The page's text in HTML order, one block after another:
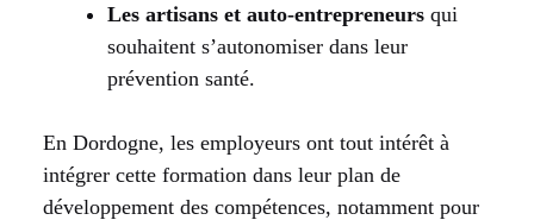
Les artisans et auto-entrepreneurs qui
souhaitent s’autonomiser dans leur
prévention santé.
En Dordogne, les employeurs ont tout intérêt à
intégrer cette formation dans leur plan de
développement des compétences, notamment pour